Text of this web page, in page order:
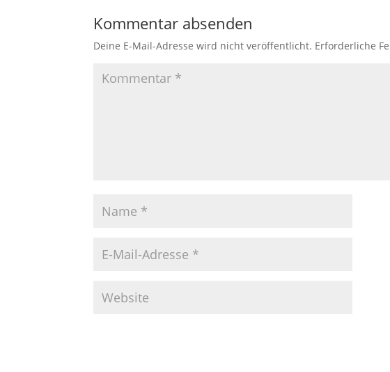
Kommentar absenden
Deine E-Mail-Adresse wird nicht veröffentlicht. Erforderliche